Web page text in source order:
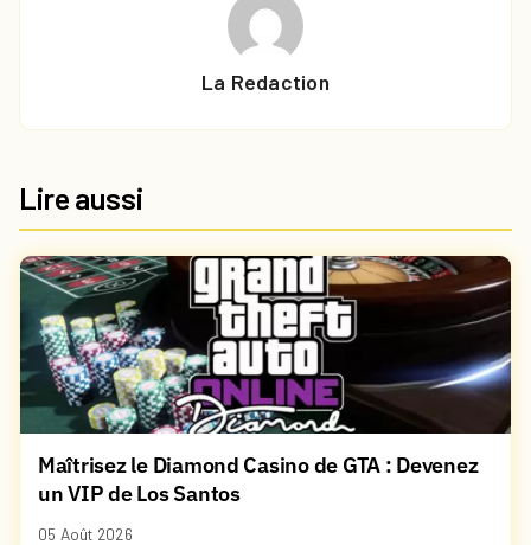
La Redaction
Lire aussi
Maîtrisez le Diamond Casino de GTA : Devenez
un VIP de Los Santos
05 Août 2026